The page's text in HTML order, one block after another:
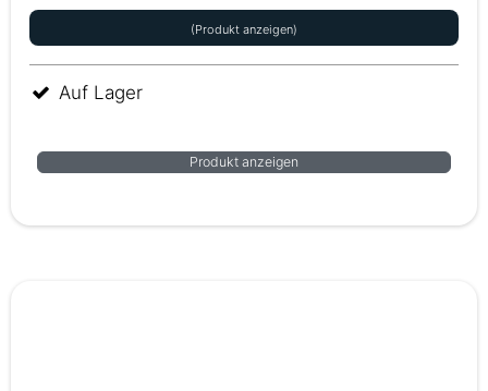
(Produkt anzeigen)
Auf Lager
Produkt anzeigen